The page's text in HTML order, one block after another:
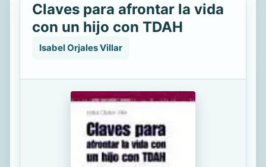
Claves para afrontar la vida
con un hijo con TDAH
Isabel Orjales Villar